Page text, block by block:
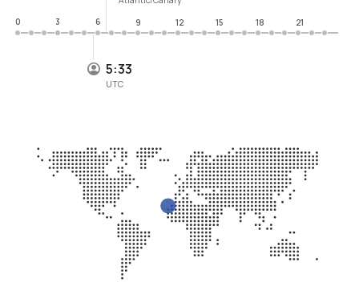
5:33
UTC
0
3 6 9 12 15 18 21